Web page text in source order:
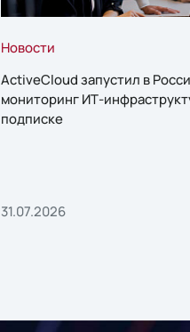
Новости
ActiveCloud запустил в
мониторинг ИТ-
подписке
31.07.2026